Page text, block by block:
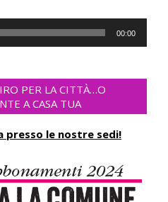
00:00
PER LA CITTÀ…O
A CASA TUA
presso le nostre sedi!